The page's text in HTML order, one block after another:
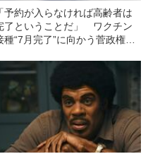
「予約が入らなければ高齢者は
了ということだ」 ワクチン
種“7月完了”に向かう菅政権の